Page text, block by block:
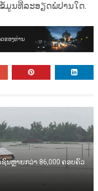
ມູນທີ່ລະອຽດພໍປານໃດ.
ນຫຼາຍກວ່າ 86,000​ ຄອບຄົວ